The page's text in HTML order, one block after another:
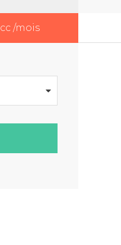
cc /mois